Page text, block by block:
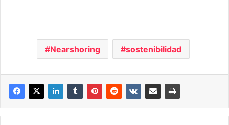
Nearshoring sostenibilidad